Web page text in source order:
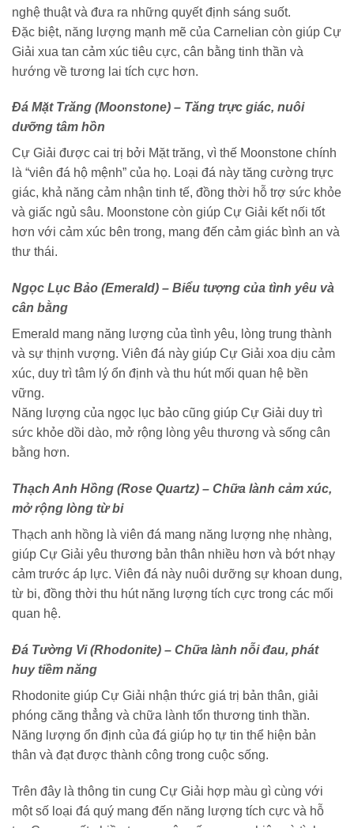
nghệ thuật và đưa ra những quyết định sáng suốt.
Đặc biệt, năng lượng mạnh mẽ của Carnelian còn giúp Cự
Giải xua tan cảm xúc tiêu cực, cân bằng tinh thần và
hướng về tương lai tích cực hơn.
Đá Mặt Trăng (Moonstone) – Tăng trực giác, nuôi
dưỡng tâm hồn
Cự Giải được cai trị bởi Mặt trăng, vì thế Moonstone chính
là “viên đá hộ mệnh” của họ. Loại đá này tăng cường trực
giác, khả năng cảm nhận tinh tế, đồng thời hỗ trợ sức khỏe
và giấc ngủ sâu. Moonstone còn giúp Cự Giải kết nối tốt
hơn với cảm xúc bên trong, mang đến cảm giác bình an và
thư thái.
Ngọc Lục Bảo (Emerald) – Biểu tượng của tình yêu và
cân bằng
Emerald mang năng lượng của tình yêu, lòng trung thành
và sự thịnh vượng. Viên đá này giúp Cự Giải xoa dịu cảm
xúc, duy trì tâm lý ổn định và thu hút mối quan hệ bền
vững.
Năng lượng của ngọc lục bảo cũng giúp Cự Giải duy trì
sức khỏe dồi dào, mở rộng lòng yêu thương và sống cân
bằng hơn.
Thạch Anh Hồng (Rose Quartz) – Chữa lành cảm xúc,
mở rộng lòng từ bi
Thạch anh hồng là viên đá mang năng lượng nhẹ nhàng,
giúp Cự Giải yêu thương bản thân nhiều hơn và bớt nhạy
cảm trước áp lực. Viên đá này nuôi dưỡng sự khoan dung,
từ bi, đồng thời thu hút năng lượng tích cực trong các mối
quan hệ.
Đá Tường Vi (Rhodonite) – Chữa lành nỗi đau, phát
huy tiềm năng
Rhodonite giúp Cự Giải nhận thức giá trị bản thân, giải
phóng căng thẳng và chữa lành tổn thương tinh thần.
Năng lượng ổn định của đá giúp họ tự tin thể hiện bản
thân và đạt được thành công trong cuộc sống.
Trên đây là thông tin cung Cự Giải hợp màu gì cùng với
một số loại đá quý mang đến năng lượng tích cực và hỗ